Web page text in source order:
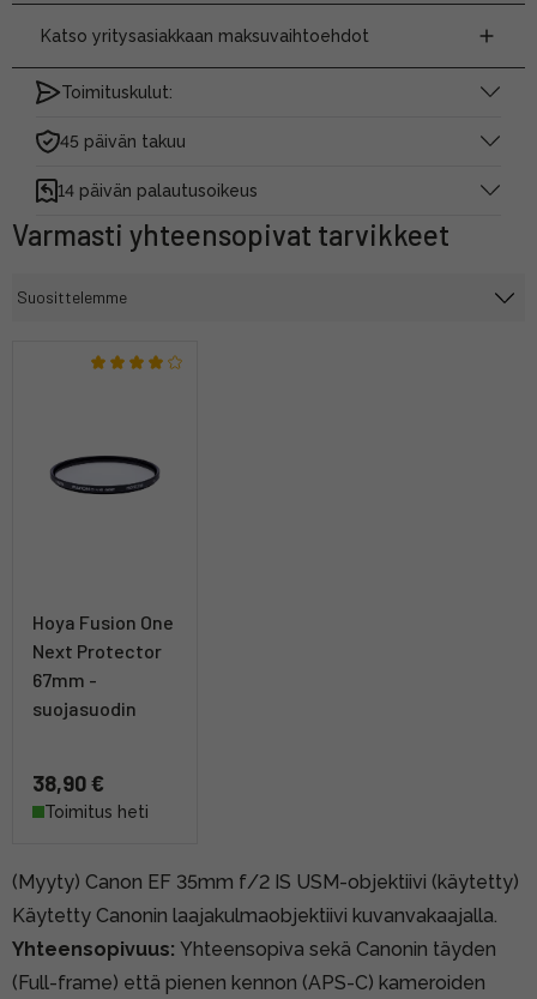
Katso yritysasiakkaan maksuvaihtoehdot
Toimituskulut:
45 päivän takuu
14 päivän palautusoikeus
Varmasti yhteensopivat tarvikkeet
Hoya Fusion One
Next Protector
67mm -
suojasuodin
38,90 €
Toimitus heti
(Myyty) Canon EF 35mm f/2 IS USM-objektiivi (käytetty)
Käytetty Canonin laajakulmaobjektiivi kuvanvakaajalla.
Yhteensopivuus: Yhteensopiva sekä Canonin täyden
(Full-frame) että pienen kennon (APS-C) kameroiden